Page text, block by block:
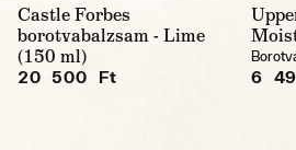
Castle Forbes
borotvabalzsam - Lime
(150 ml)
20 500 Ft 6